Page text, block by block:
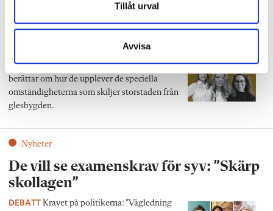
Tillåt urval
Avvisa
Storstad eller glesbygd – så påverkas
PANELENTre studie- och yrkesvägledare
berättar om hur de upplever de speciella
omständigheterna som skiljer storstaden från
glesbygden.
Nyheter
De vill se examenskrav för syv: ”Skärp
skollagen”
DEBATT Kravet på politikerna: ”Vägledning